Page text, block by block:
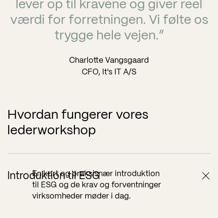
lever op til kravene og giver reel
værdi for forretningen. Vi følte os
trygge hele vejen.”
Charlotte Vangsgaard
CFO, It's IT A/S
Hvordan fungerer vores
lederworkshop
Introduktion til ESG
En kort og praksisnær introduktion
til ESG og de krav og forventninger
virksomheder møder i dag.